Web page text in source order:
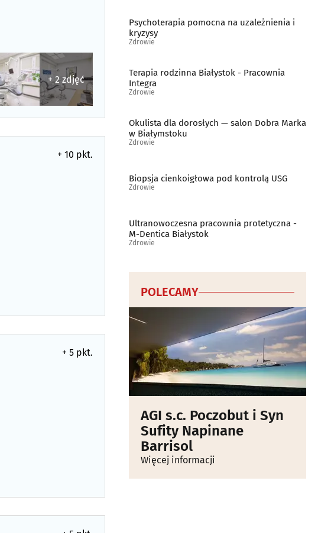
+ 2 zdjęć
+ 10 pkt.
+ 5 pkt.
Psychoterapia pomocna na uzależnienia i
kryzysy
Zdrowie
Terapia rodzinna Białystok - Pracownia
Integra
Zdrowie
Okulista dla dorosłych — salon Dobra Marka
w Białymstoku
Zdrowie
Biopsja cienkoigłowa pod kontrolą USG
Zdrowie
Ultranowoczesna pracownia protetyczna -
M-Dentica Białystok
Zdrowie
POLECAMY
AGI s.c. Poczobut i Syn
Sufity Napinane
Barrisol
Więcej informacji